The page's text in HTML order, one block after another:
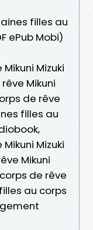
filles au
ePub Mobi)
Mizuki
Mikuni
de rêve
filles au
Mizuki
Mikuni
de rêve
au corps